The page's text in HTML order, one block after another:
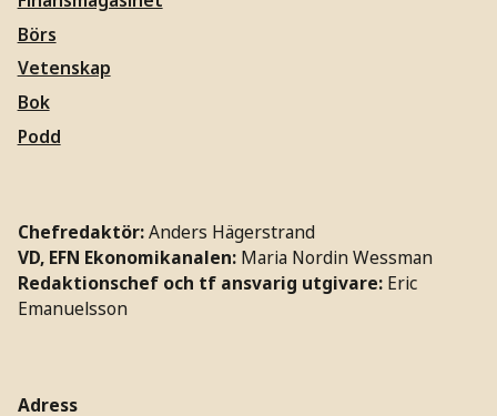
Börs
Vetenskap
Bok
Podd
Chefredaktör:Anders Hägerstrand
VD, EFN Ekonomikanalen: Maria Nordin Wessman
Redaktionschef och tf ansvarig utgivare: Eric
Emanuelsson
Adress